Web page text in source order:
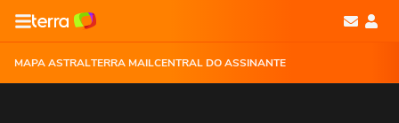
MAPA ASTRALTERRA MAILCENTRAL DO ASSINANTE